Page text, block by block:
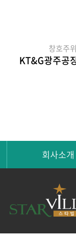
창호주
KT&G광주공
회사소개